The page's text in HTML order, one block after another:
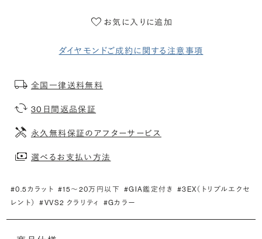
お気に入りに追加
ダイヤモンドご成約に関する注意事項
全国一律送料無料
30日間返品保証
永久無料保証のアフターサービス
選べるお支払い方法
#0.5カラット #15〜20万円以下 #GIA鑑定付き #3EX（トリプルエクセ
レント）
#VVS2 クラリティ #Gカラー